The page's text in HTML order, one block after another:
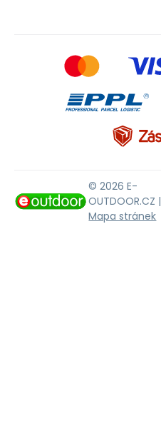
© 2026 E-
OUTDOOR.CZ |
Mapa stránek